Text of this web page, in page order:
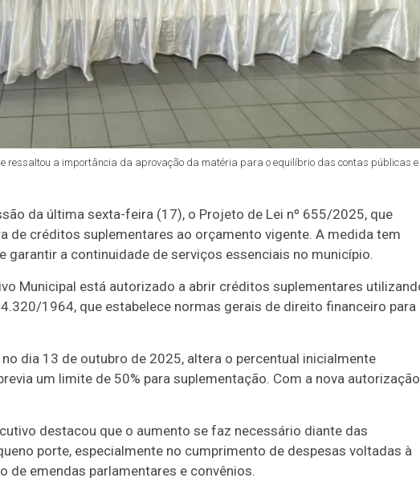
ressaltou a importância da aprovação da matéria para o equilíbrio das contas públicas e
da última sexta-feira (17), o Projeto de Lei nº 655/2025, que
de créditos suplementares ao orçamento vigente. A medida tem
a continuidade de serviços essenciais no município.
Municipal está autorizado a abrir créditos suplementares
1964, que estabelece normas gerais de direito financeiro para
dia 13 de outubro de 2025, altera o percentual inicialmente
um limite de 50% para suplementação. Com a nova
destacou que o aumento se faz necessário diante das
porte, especialmente no cumprimento de despesas voltadas à
de emendas parlamentares e convênios.